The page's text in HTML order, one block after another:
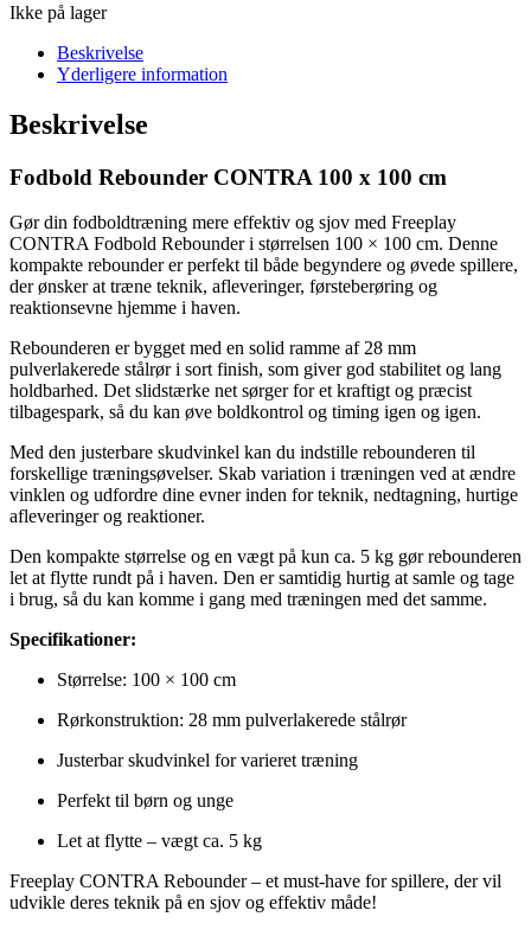
Ikke på lager
Beskrivelse
Yderligere information
Beskrivelse
Fodbold Rebounder CONTRA 100 x 100 cm
Gør din fodboldtræning mere effektiv og sjov med Freeplay
CONTRA Fodbold Rebounder i størrelsen 100 × 100 cm. Denne
kompakte rebounder er perfekt til både begyndere og øvede spillere,
der ønsker at træne teknik, afleveringer, førsteberøring og
reaktionsevne hjemme i haven.
Rebounderen er bygget med en solid ramme af 28 mm
pulverlakerede stålrør i sort finish, som giver god stabilitet og lang
holdbarhed. Det slidstærke net sørger for et kraftigt og præcist
tilbagespark, så du kan øve boldkontrol og timing igen og igen.
Med den justerbare skudvinkel kan du indstille rebounderen til
forskellige træningsøvelser. Skab variation i træningen ved at ændre
vinklen og udfordre dine evner inden for teknik, nedtagning, hurtige
afleveringer og reaktioner.
Den kompakte størrelse og en vægt på kun ca. 5 kg gør rebounderen
let at flytte rundt på i haven. Den er samtidig hurtig at samle og tage
i brug, så du kan komme i gang med træningen med det samme.
Specifikationer:
Størrelse: 100 × 100 cm
Rørkonstruktion: 28 mm pulverlakerede stålrør
Justerbar skudvinkel for varieret træning
Perfekt til børn og unge
Let at flytte – vægt ca. 5 kg
Freeplay CONTRA Rebounder – et must-have for spillere, der vil
udvikle deres teknik på en sjov og effektiv måde!